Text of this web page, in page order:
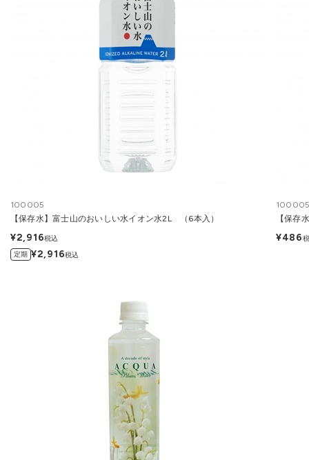
100005
【保存水】富士山のおいしい水イオン水2L （6本入）
¥2,916税込
定期 ¥2,916税込
【保存
¥486